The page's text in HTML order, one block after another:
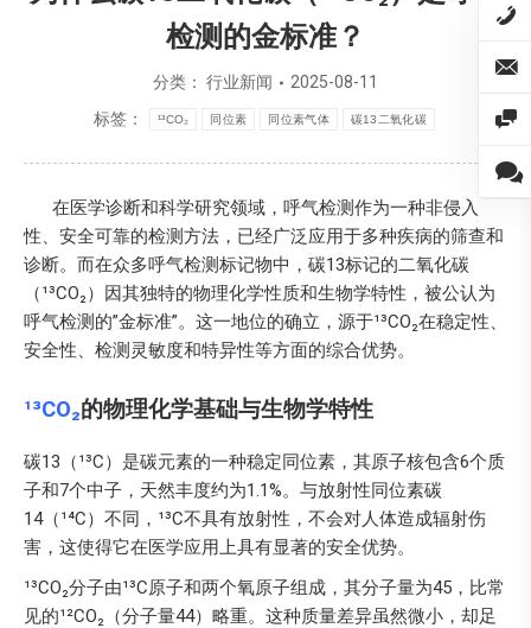
检测的金标准？
分类： 行业新闻
2025-08-11
标签：
¹³CO₂ 同位素 同位素气体 碳13二氧化碳
在医学诊断和科学研究领域，呼气检测作为一种非侵入
性、安全可靠的检测方法，已经广泛应用于多种疾病的筛查和
诊断。而在众多呼气检测标记物中，碳13标记的二氧化碳
（¹³CO₂）因其独特的物理化学性质和生物学特性，被公认为
呼气检测的”金标准”。这一地位的确立，源于¹³CO₂在稳定性、
安全性、检测灵敏度和特异性等方面的综合优势。
¹³CO₂的物理化学基础与生物学特性
碳13（¹³C）是碳元素的一种稳定同位素，其原子核包含6个质
子和7个中子，天然丰度约为1.1%。与放射性同位素碳
14（¹⁴C）不同，¹³C不具有放射性，不会对人体造成辐射伤
害，这使得它在医学应用上具有显著的安全优势。
¹³CO₂分子由¹³C原子和两个氧原子组成，其分子量为45，比常
见的¹²CO₂（分子量44）略重。这种质量差异虽然微小，却足